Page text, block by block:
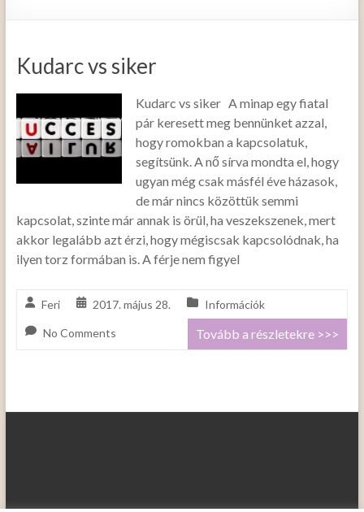
Kudarc vs siker
Kudarc vs siker A minap egy fiatal
pár keresett meg bennünket azzal,
hogy romokban a kapcsolatuk,
segítsünk. A nő sírva mondta el, hogy
ugyan még csak másfél éve házasok,
de már nincs közöttük semmi
kapcsolat, szinte már annak is örül, ha veszekszenek, mert
akkor legalább azt érzi, hogy mégiscsak kapcsolódnak, ha
ilyen torz formában is. A férje nem figyel
Feri 2017. május 28. Információk
No Comments Tovább a részletekre >>>